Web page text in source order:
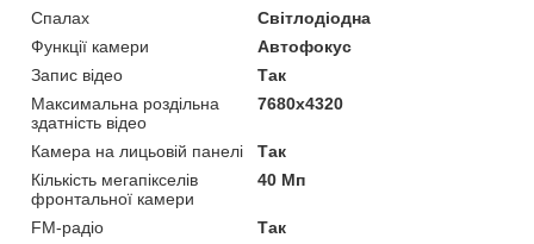
Спалах
Світлодіодна
Функції камери
Автофокус
Запис відео
Так
Максимальна роздільна
здатність відео
7680x4320
Камера на лицьовій панелі
Так
Кількість мегапікселів
фронтальної камери
40 Мп
FM-радіо
Так